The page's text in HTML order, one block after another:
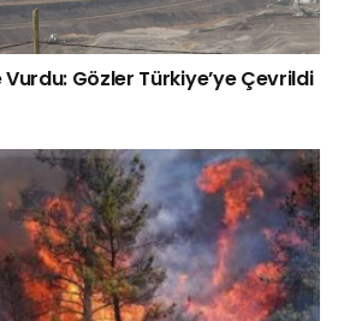
Gözler Türkiye’ye Çevrildi